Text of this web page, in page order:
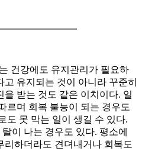
건강에도 유지관리가 필요하
유지되는 것이 아니라 꾸준히
받는 것도 같은 이치이다. 일
르며 회복 불능이 되는 경우도
도 못 막는 일이 생길 수 있다.
이 나는 경우도 있다. 평소에
리하더라도 견뎌내거나 회복도